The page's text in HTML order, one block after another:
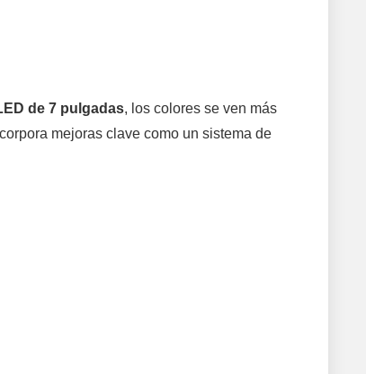
de 7 pulgadas, los colores se ven más
mejoras clave como un sistema de